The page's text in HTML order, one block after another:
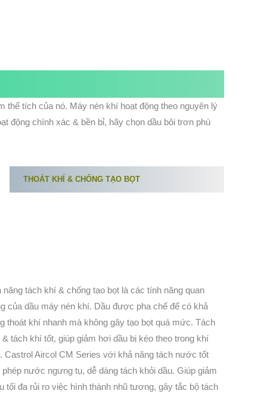
tích của nó. Máy nén khí hoạt động theo nguyên lý
động chính xác & bền bỉ, hãy chọn dầu bôi trơn phù
THOÁT KHÍ & CHỐNG TẠO BỌT
năng tách khí & chống tạo bọt là các tính năng quan
của dầu máy nén khí. Dầu được pha chế để có khả
thoát khí nhanh mà không gây tạo bọt quá mức. Tách
& tách khí tốt, giúp giảm hơi dầu bị kéo theo trong khí
Castrol Aircol CM Series với khả năng tách nước tốt
phép nước ngưng tụ, dễ dàng tách khỏi dầu. Giúp giảm
tối đa rủi ro việc hình thành nhũ tương, gây tắc bộ tách